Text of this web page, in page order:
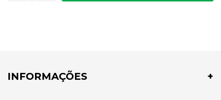
INFORMAÇÕES